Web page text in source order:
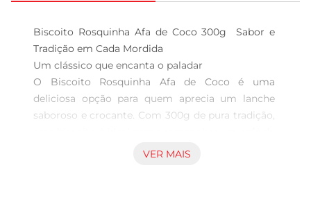
Biscoito Rosquinha Afa de Coco 300g  Sabor e
Tradição em Cada Mordida
Um clássico que encanta o paladar
O Biscoito Rosquinha Afa de Coco é uma
deliciosa opção para quem aprecia um lanche
saboroso e crocante. Com 300g de pura tradição,
tarde ou um momento de descontração. Sua
VER MAIS